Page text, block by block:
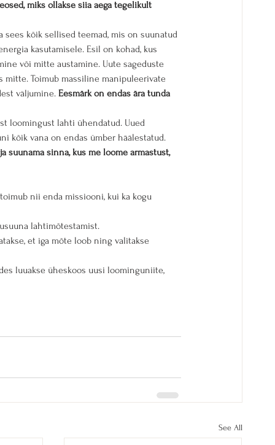
miks ollakse siia aega tegelikult
sees kõik sellised teemad, mis on suunatud
kasutamisele. Esil on kohad, kus
või mitte austamine. Uute sageduste
mitte. Toimub massiline manipuleerivate
väljumine. Eesmärk on endas ära tunda
loomingust lahti ühendatud. Uued
kõik vana on endas ümber häälestatud.
suunama sinna, kus me loome armastust,
nii enda missiooni, kui ka kogu
lahtimõtestamist.
et iga mõte loob ning valitakse
luuakse üheskoos uusi loominguniite,
See All